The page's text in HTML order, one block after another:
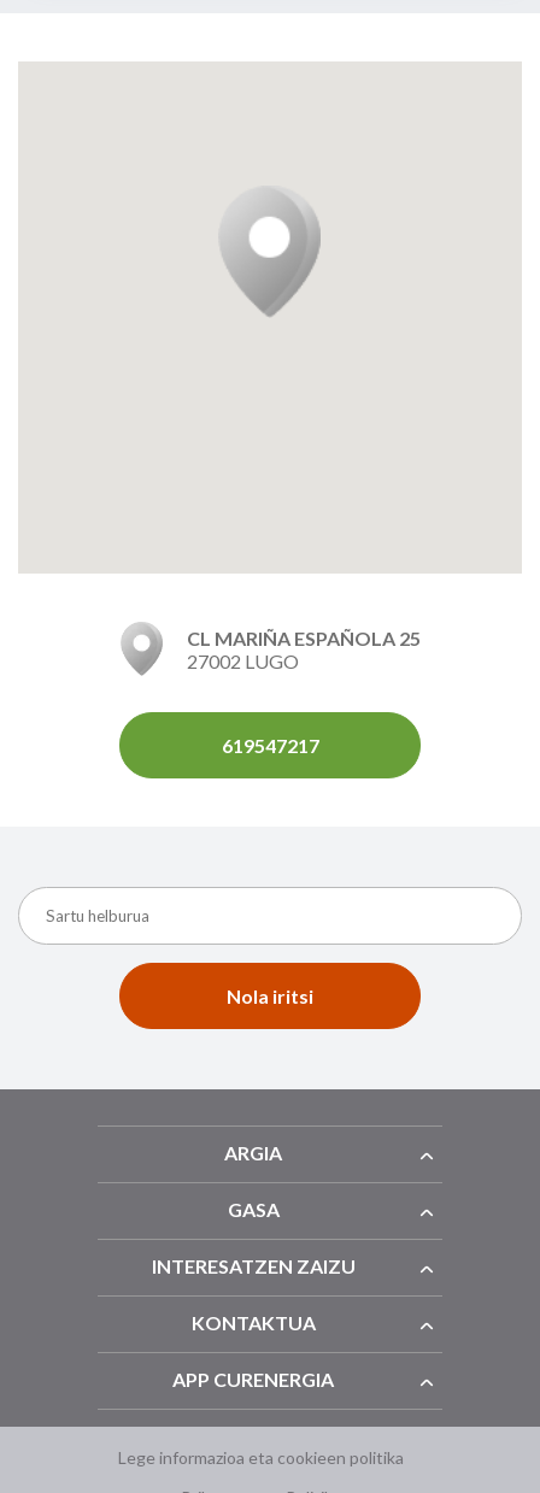
CL MARIÑA ESPAÑOLA 25
27002 LUGO
619547217
Nola iritsi
ARGIA
GASA
INTERESATZEN ZAIZU
KONTAKTUA
APP CURENERGIA
Lege informazioa eta cookieen politika